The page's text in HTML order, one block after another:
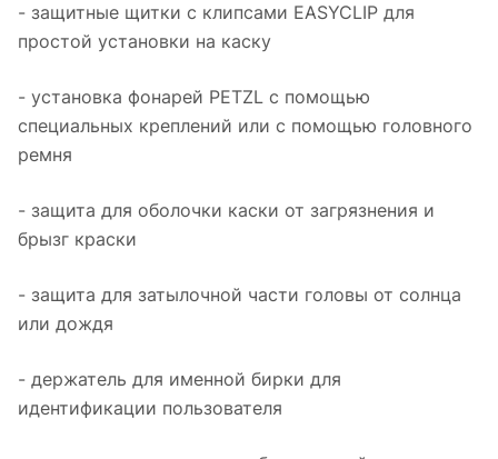
- защитные щитки с клипсами EASYCLIP для
простой установки на каску
- установка фонарей PETZL с помощью
специальных креплений или с помощью головного
ремня
- защита для оболочки каски от загрязнения и
брызг краски
- защита для затылочной части головы от солнца
или дождя
- держатель для именной бирки для
идентификации пользователя